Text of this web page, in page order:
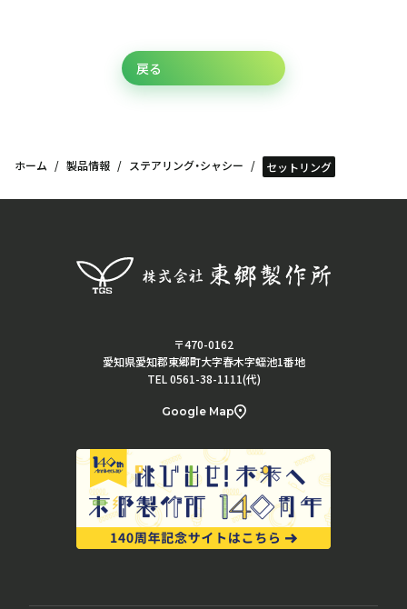
戻る
ホーム 製品情報 ステアリング・シャシー セットリング
〒470-0162
愛知県愛知郡東郷町大字春木字蛭池1番地
TEL 0561-38-1111(代)
Google Map